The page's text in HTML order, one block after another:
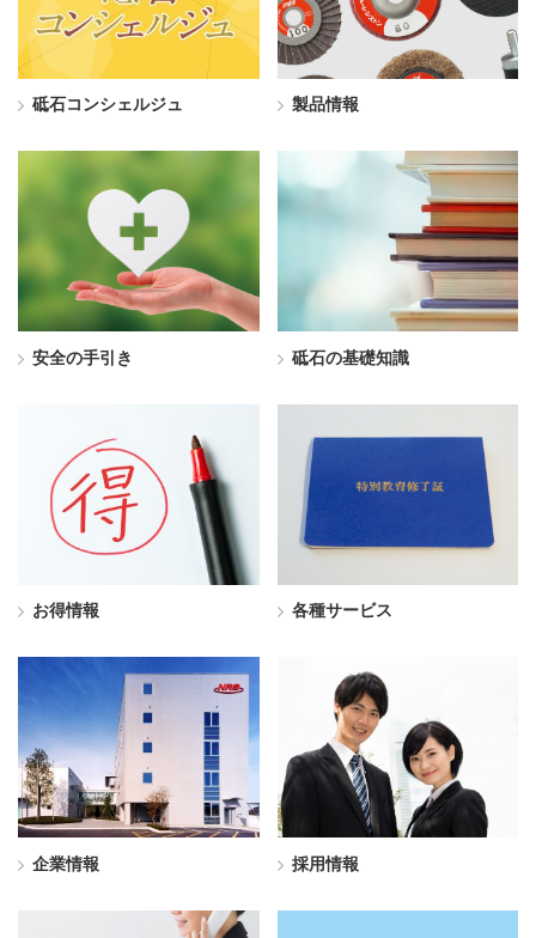
砥石コンシェルジュ 製品情報
安全の手引き 砥石の基礎知識
お得情報 各種サービス
企業情報 採用情報